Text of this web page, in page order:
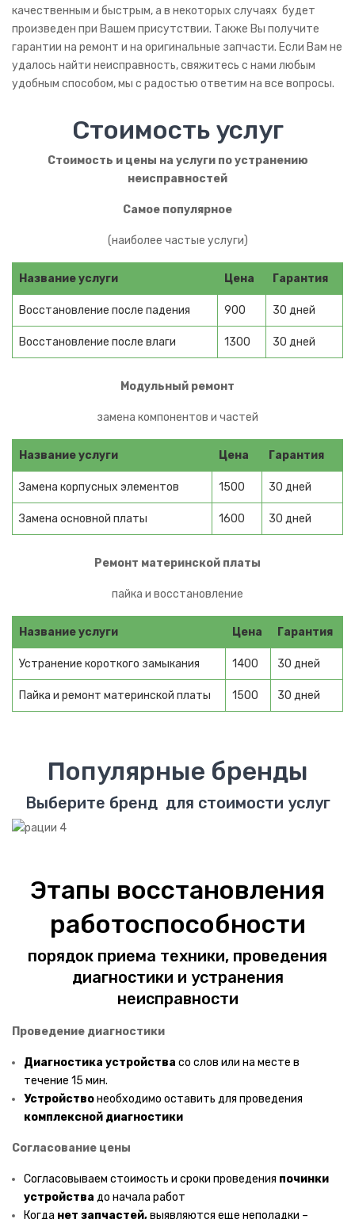
АТС
Seelock
ДОЗОР
Рации
Техника Apple
iPhone
iPad
iMac
AirPods
iPod
Медиаплеер
IP телефоны
Сотовые телефоны
Стационарные телефоны
Электротранспорт
ВЕЛОТЕХНИКА
Велогибриды
Фэтбайки
Кикбайки
КРУПНЫЙ ТРАНСПОРТ
Электромотоциклы
Электроквадроциклы
Сигвеи
ЛЕТНИЙ ТРАНСПОРТ
Гироскутеры
Minirobot
качественным и быстрым, а в некоторых случаях будет
произведен при Вашем присутствии. Также Вы получите
гарантии на ремонт и на оригинальные запчасти. Если Вам не
удалось найти неисправность, свяжитесь с нами любым
удобным способом, мы с радостью ответим на все вопросы.
Стоимость услуг
Стоимость и цены на услуги по устранению
неисправностей
Самое популярное
(наиболее частые услуги)
Название услуги Цена Гарантия
Восстановление после падения 900 30 дней
Восстановление после влаги 1300 30 дней
Модульный ремонт
замена компонентов и частей
Название услуги Цена Гарантия
Замена корпусных элементов 1500 30 дней
Замена основной платы 1600 30 дней
Ремонт материнской платы
пайка и восстановление
Название услуги Цена Гарантия
Устранение короткого замыкания 1400 30 дней
Пайка и ремонт материнской платы 1500 30 дней
Популярные бренды
Выберите бренд для стоимости услуг
Этапы восстановления
работоспособности
порядок приема техники, проведения
диагностики и устранения
неисправности
Проведение диагностики
Диагностика устройства со слов или на месте в
течение 15 мин.
Устройствонеобходимо оставить для проведения
комплексной диагностики
Согласование цены
Согласовываем стоимость и сроки проведения починки
устройства до начала работ
Когда нет запчастей,выявляются еще неполадки –